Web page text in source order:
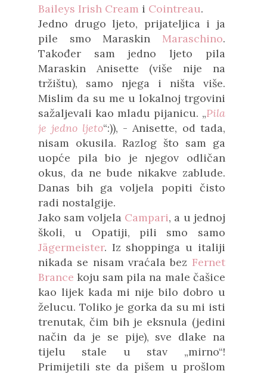
Baileys Irish Cream i Cointreau.
Jedno drugo ljeto, prijateljica i ja
pile smo Maraskin Maraschino.
Također sam jedno ljeto pila
Maraskin Anisette (više nije na
tržištu), samo njega i ništa više.
Mislim da su me u lokalnoj trgovini
sažaljevali kao mladu pijanicu. „Pila
je jedno ljeto“:)), - Anisette, od tada,
nisam okusila. Razlog što sam ga
uopće pila bio je njegov odličan
okus, da ne bude nikakve zablude.
Danas bih ga voljela popiti čisto
radi nostalgije.
Jako sam voljela Campari, a u jednoj
školi, u Opatiji, pili smo samo
Jägermeister. Iz shoppinga u italiji
nikada se nisam vraćala bez Fernet
Brance koju sam pila na male čašice
kao lijek kada mi nije bilo dobro u
želucu. Toliko je gorka da su mi isti
trenutak, čim bih je eksnula (jedini
način da je se pije), sve dlake na
tijelu stale u stav „mirno“!
Primijetili ste da pišem u prošlom